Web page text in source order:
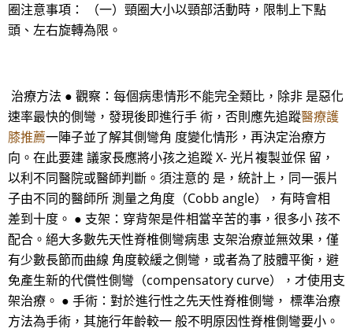
圈注意事項： （一）頸圈大小以頸部活動時，限制上下點
頭、左右旋轉為限。
治療方法 ● 觀察：每個病患情形不能完全類比，除非 是惡化
速率最快的側彎，發現後即進行手 術，否則應先追蹤醫療護
膝推薦一陣子並了解其側彎角 度變化情形，再決定治療方
向。在此要建 議家長應將小孩之追蹤 X- 光片複製並保 留，
以利不同醫院或醫師判斷。須注意的 是，統計上，同一張片
子由不同的醫師所 測量之角度（Cobb angle），有時會相
差到十度。 ● 支架：穿背架是件相當辛苦的事，很多小 孩不
配合。絕大多數先天性脊椎側彎病患 支架治療並無效果，僅
有少數長節而曲線 角度較緩之側彎，或者為了肢體平衡，避
免產生新的代償性側彎（compensatory curve），才使用支
架治療。 ● 手術：對於進行性之先天性脊椎側彎， 標準治療
方法為手術，其施行年齡較一 般不明原因性脊椎側彎要小。